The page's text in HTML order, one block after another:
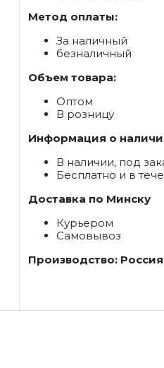
Метод оплаты:
За наличный
безналичный
Объем товара:
Оптом
В розницу
Информация о
В наличии, под
Бесплатно и в
Доставка по Минску
Курьером
Самовывоз
Производство: Россия